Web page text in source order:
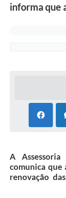
informa que
A
comunica
renovação